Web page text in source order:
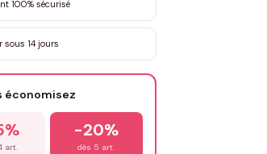
demande
100% sécurisé
sous 14 jours
économisez
art.
-20%
dès 5 art.